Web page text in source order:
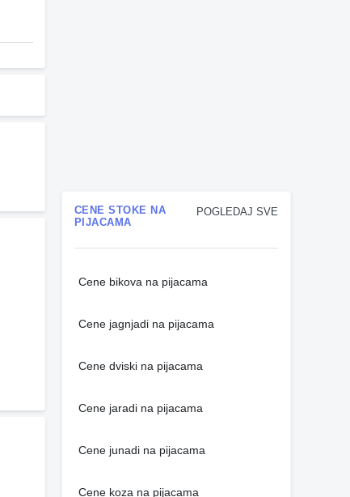
POGLEDAJ SVE
CENE STOKE NA
PIJACAMA
Cene bikova na pijacama
Cene jagnjadi na pijacama
Cene dviski na pijacama
Cene jaradi na pijacama
Cene junadi na pijacama
Cene koza na pijacama